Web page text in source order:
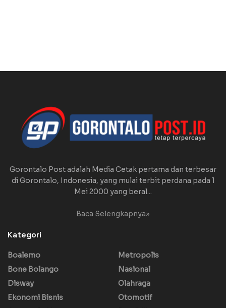
Gorontalo Post adalah Media Cetak pertama dan terbesar
di Gorontalo, Indonesia, yang mulai terbit perdana pada 1
Mei 2000 yang beral...
Baca Selengkapnya»
Kategori
Boalemo
Bone Bolango
Disway
Ekonomi Bisnis
Metropolis
Nasional
Olahraga
Otomotif